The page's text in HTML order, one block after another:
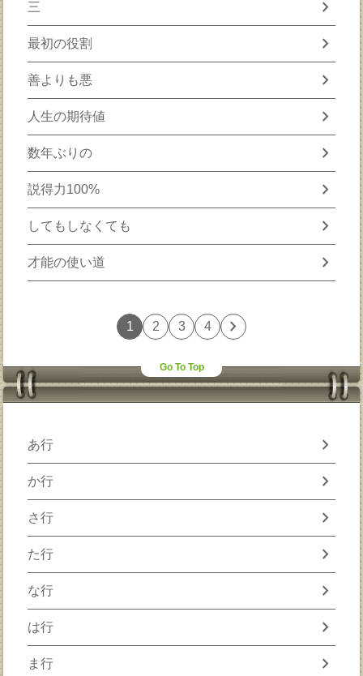
三 chevron_right
最初の役割 chevron_right
善よりも悪 chevron_right
人生の期待値 chevron_right
数年ぶりの chevron_right
説得力100% chevron_right
してもしなくても chevron_right
才能の使い道 chevron_right
1 2 3 4 chevron_right
Go To Top
あ行 chevron_right
か行 chevron_right
さ行 chevron_right
た行 chevron_right
な行 chevron_right
は行 chevron_right
ま行 chevron_right